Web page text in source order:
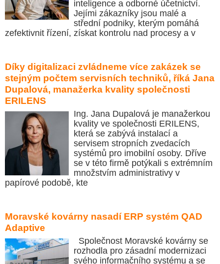
inteligence a odborné účetnictví.
Jejími zákazníky jsou malé a
střední podniky, kterým pomáhá
zefektivnit řízení, získat kontrolu nad procesy a v
Díky digitalizaci zvládneme více zakázek se
stejným počtem servisních techniků, říká Jana
Dupalová, manažerka kvality společnosti
ERILENS
Ing. Jana Dupalová je manažerkou
kvality ve společnosti ERILENS,
která se zabývá instalací a
servisem stropních zvedacích
systémů pro imobilní osoby. Dříve
se v této firmě potýkali s extrémním
množstvím administrativy v
papírové podobě, kte
Moravské kovárny nasadí ERP systém QAD
Adaptive
Společnost Moravské kovárny se
rozhodla pro zásadní modernizaci
svého informačního systému a se